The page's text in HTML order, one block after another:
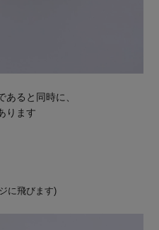
ると同時に、
ります
に飛びます)